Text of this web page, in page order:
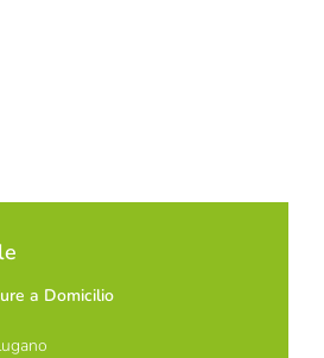
a Domicilio